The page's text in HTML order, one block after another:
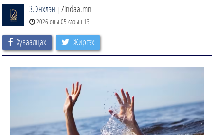
З.Энхлэн | Zindaa.mn
2026 оны 05 сарын 13
Хуваалцах Жиргэх